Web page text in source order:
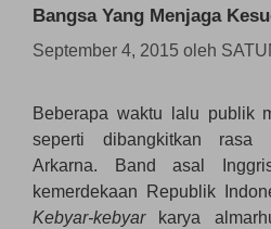
Bangsa Yang Menjaga
September 4, 2015 oleh
Beberapa waktu lalu publik
seperti dibangkitkan rasa
Arkarna. Band asal
kemerdekaan Republik
Kebyar-kebyarkarya